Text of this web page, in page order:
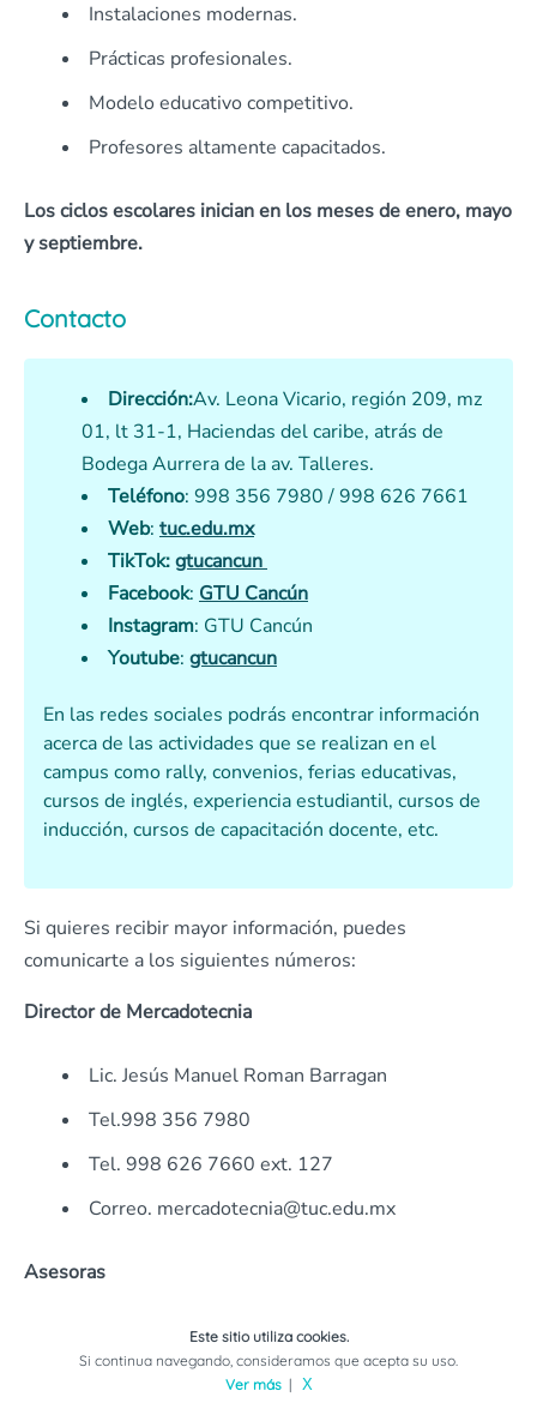
Instalaciones modernas.
Prácticas profesionales.
Modelo educativo competitivo.
Profesores altamente capacitados.
Los ciclos escolares inician en los meses de enero, mayo
y septiembre.
Contacto
Dirección:Av. Leona Vicario, región 209, mz
01, lt 31-1, Haciendas del caribe, atrás de
Bodega Aurrera de la av. Talleres.
Teléfono: 998 356 7980 / 998 626 7661
Web: tuc.edu.mx
TikTok:gtucancun
Facebook: GTU Cancún
Instagram: GTU Cancún
Youtube: gtucancun
En las redes sociales podrás encontrar información
acerca de las actividades que se realizan en el
campus como rally, convenios, ferias educativas,
cursos de inglés, experiencia estudiantil, cursos de
inducción, cursos de capacitación docente, etc.
Si quieres recibir mayor información, puedes
comunicarte a los siguientes números:
Director de Mercadotecnia
Lic. Jesús Manuel Roman Barragan
Tel.998 356 7980
Tel. 998 626 7660 ext. 127
Correo. mercadotecnia@tuc.edu.mx
Asesoras
Lic. Natalia Martínez.
Tel. 998 337 0495
Este sitio utiliza cookies.
Si continua navegando, consideramos que acepta su uso.
Ver más| X